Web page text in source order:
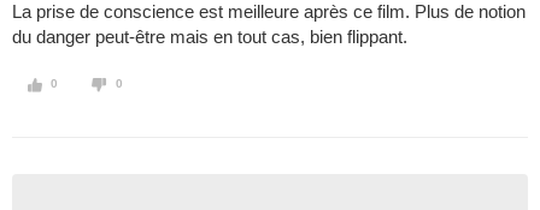
La prise de conscience est meilleure après ce film. Plus de notion
du danger peut-être mais en tout cas, bien flippant.
0 0